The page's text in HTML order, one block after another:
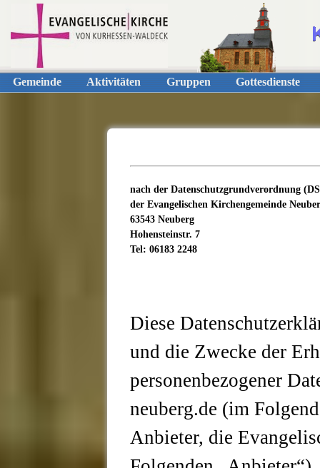
Gemeinde Aktivitäten Gruppen Gottesdienste
nach der Datenschutzgrundverordnung
der Evangelischen Kirchengemeinde
63543 Neuberg
Hohensteinstr. 7
Tel: 06183 2248
Diese
und die Zwecke der
personenbezogener
neuberg.de (im
Anbieter, die